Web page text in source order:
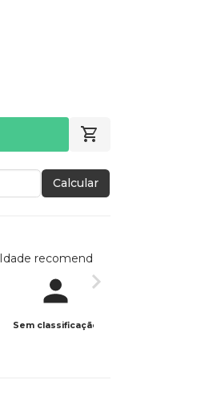
Calcular
Idade recomendada
Sem classificação